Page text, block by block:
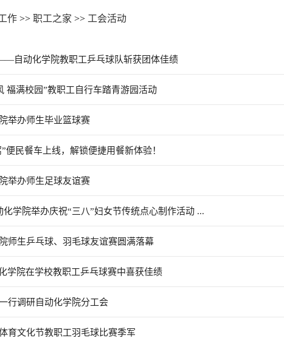
作 >> 职工之家 >> 工会活动
自动化学院教职工乒乓球队斩获团体佳绩
福满校园”教职工自行车踏青游园活动
举办师生毕业篮球赛
便民餐车上线，解锁便捷用餐新体验！
举办师生足球友谊赛
学院举办庆祝“三八”妇女节传统点心制作活动 ...
师生乒乓球、羽毛球友谊赛圆满落幕
院在学校教职工乒乓球赛中喜获佳绩
行调研自动化学院分工会
育文化节教职工羽毛球比赛季军